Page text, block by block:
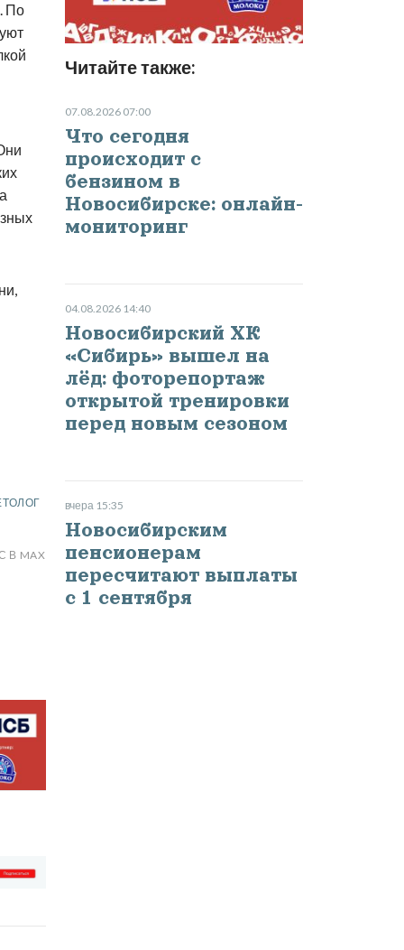
По
СТАТЬЮ
В MAX
Читайте также:
07.08.2026 07:00
Что сегодня
происходит с
бензином в
Новосибирске: онлайн-
мониторинг
04.08.2026 14:40
Новосибирский ХК
«Сибирь» вышел на
лёд: фоторепортаж
открытой тренировки
перед новым сезоном
вчера 15:35
Новосибирским
пенсионерам
пересчитают выплаты
с 1 сентября